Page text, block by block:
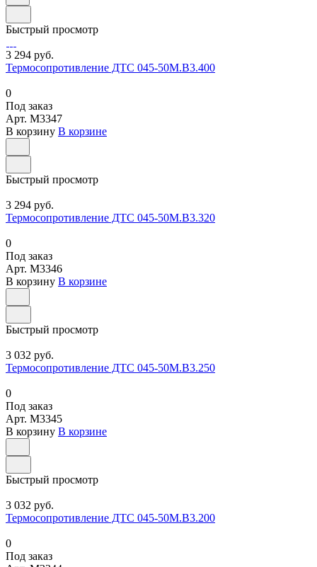
Быстрый просмотр
3 294 руб.
Термосопротивление ДТС 045-50М.В3.400
0
Под заказ
Арт. M3347
В корзину В корзине
Быстрый просмотр
3 294 руб.
Термосопротивление ДТС 045-50М.В3.320
0
Под заказ
Арт. M3346
В корзину В корзине
Быстрый просмотр
3 032 руб.
Термосопротивление ДТС 045-50М.В3.250
0
Под заказ
Арт. M3345
В корзину В корзине
Быстрый просмотр
3 032 руб.
Термосопротивление ДТС 045-50М.В3.200
0
Под заказ